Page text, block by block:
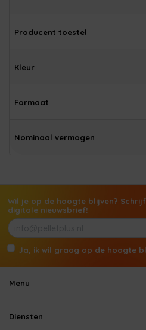
Producent toestel
Kleur
Formaat
Nominaal vermogen
Wil je op de hoogte blijven?
digitale nieuwsbrief!
Ja, ik wil graag op de hoogte
Menu
Diensten